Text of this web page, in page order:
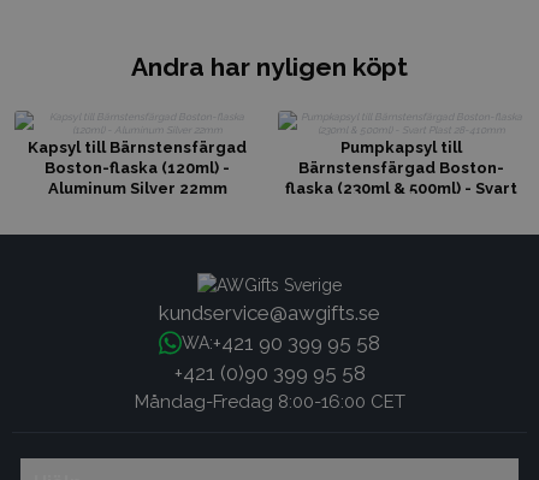
Andra har nyligen köpt
Kapsyl till Bärnstensfärgad
Boston-flaska (120ml) -
Aluminum Silver 22mm
Pumpkapsyl till
Bärnstensfärgad Boston-
flaska (230ml & 500ml) - Svart
kundservice@awgifts.se
WA:+421 90 399 95 58
+421 (0)90 399 95 58
Måndag-Fredag 8:00-16:00 CET